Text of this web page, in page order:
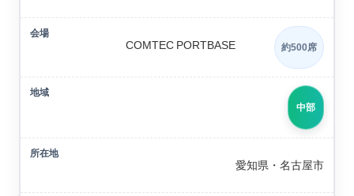
COMTEC PORTBASE 約500席
中部
愛知県・名古屋市